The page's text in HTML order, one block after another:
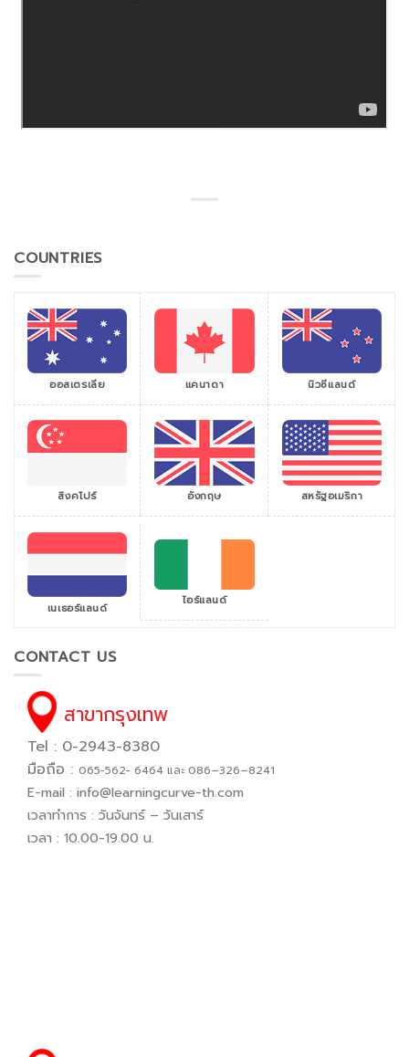
COUNTRIES
ออสเตรเลีย แคนาดา นิวซีแลนด์
สิงคโปร์ อังกฤษ สหรัฐอเมริกา
เนเธอร์แลนด์ ไอร์แลนด์
CONTACT US
สาขากรุงเทพ
Tel : 0-2943-8380
มือถือ : 065−562− 6464 และ 086–326–8241
E-mail : info@learningcurve-th.com
เวลาทำการ : วันจันทร์ – วันเสาร์
เวลา : 10.00-19.00 น.